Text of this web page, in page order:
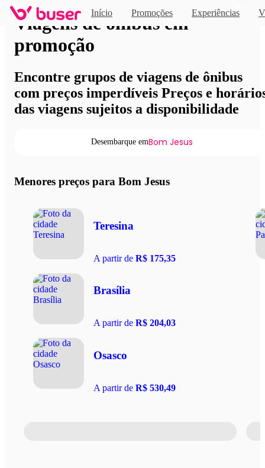
Início Promoções Experiências
Viagens de ônibus em
promoção
Encontre grupos de viagens de ônibus
com preços imperdíveis Preços e
das viagens sujeitos a disponibilidade
Desembarque emBom Jesus
Menores preços para Bom Jesus
Teresina
A partir de R$ 175,35
Brasília
A partir de R$ 204,03
Osasco
A partir de R$ 530,49